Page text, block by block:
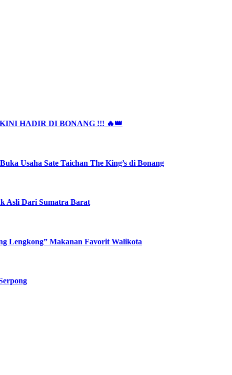
HADIR DI BONANG !!! 🔥👑
Usaha Sate Taichan The King’s di Bonang
Asli Dari Sumatra Barat
Lengkong” Makanan Favorit Walikota